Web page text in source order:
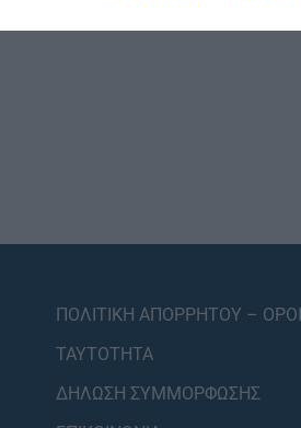
ΠΟΛΙΤΙΚΗ ΑΠΟΡΡΗΤΟΥ –
ΤΑΥΤΟΤΗΤΑ
ΔΗΛΩΣΗ ΣΥΜΜΟΡΦΩΣΗΣ